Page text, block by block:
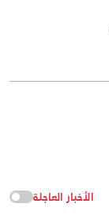
الأخبار العاجلة